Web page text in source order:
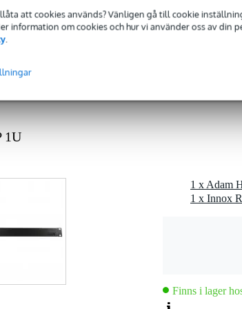
att cookies används? Vänligen gå till cookie
information om cookies och hur vi använder oss av din
.
x 3,7 x 3,5 cm
1U
1 x Adam
1 x Innox
Finns i lager